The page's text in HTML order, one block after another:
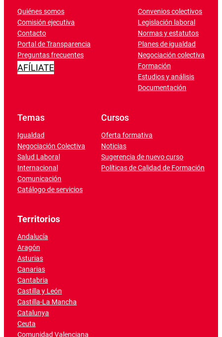
Quiénes somos
Comisión ejecutiva
Contacto
Portal de Transparencia
Preguntas frecuentes
AFÍLIATE
Convenios colectivos
Legislación laboral
Normas y estatutos
Planes de igualdad
Negociación colectiva
Formación
Estudios y análisis
Documentación
Temas
Igualdad
Negociación Colectiva
Salud Laboral
Internacional
Comunicación
Catálogo de servicios
Cursos
Oferta formativa
Noticias
Sugerencia de nuevo curso
Políticas de Calidad de Formación
Territorios
Andalucía
Aragón
Asturias
Canarias
Cantabria
Castilla y León
Castilla-La Mancha
Catalunya
Ceuta
Comunidad Valenciana